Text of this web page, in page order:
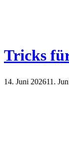
Tricks für
14. Juni 202611.